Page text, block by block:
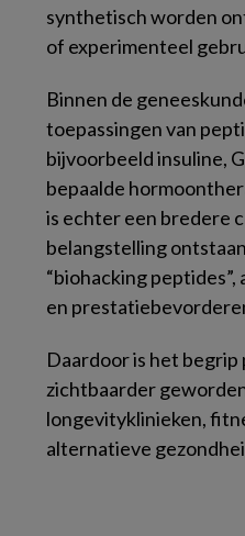
synthetisch worden
of experimenteel
Binnen de
toepassingen van
bijvoorbeeld insuline,
bepaalde
is echter een bredere
belangstelling
“biohacking
en
Daardoor is het
zichtbaarder
longevityklinieken,
alternatieve